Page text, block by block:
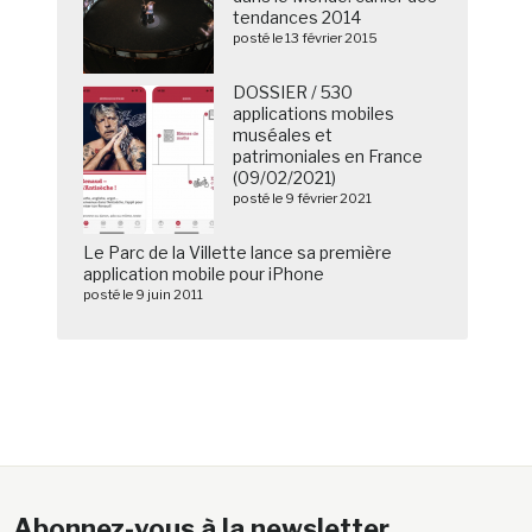
tendances 2014
posté le 13 février 2015
DOSSIER / 530
applications mobiles
muséales et
patrimoniales en France
(09/02/2021)
posté le 9 février 2021
Le Parc de la Villette lance sa première
application mobile pour iPhone
posté le 9 juin 2011